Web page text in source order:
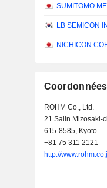
SUMITOMO
LB SEMICON
NICHICON
ROHM Co., Ltd.
21 Saiin Mizosaki-
615-8585, Kyoto
+81 75 311 2121
http://